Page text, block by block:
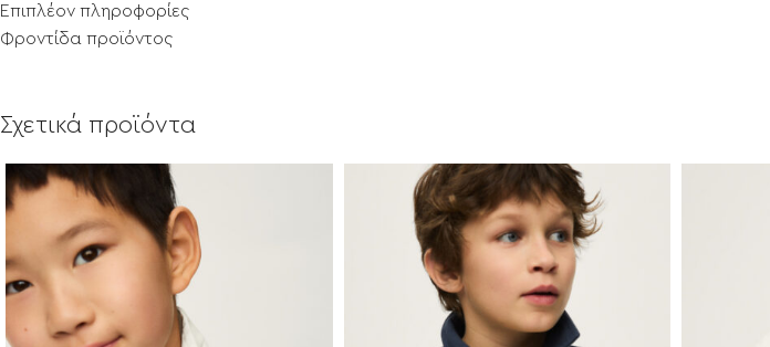
Επιπλέον πληροφορίες
Φροντίδα προϊόντος
Σχετικά προϊόντα